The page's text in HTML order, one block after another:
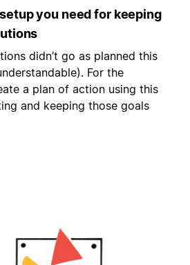
you need for keeping
didn’t go as planned this
For the
a plan of action using this
and keeping those goals